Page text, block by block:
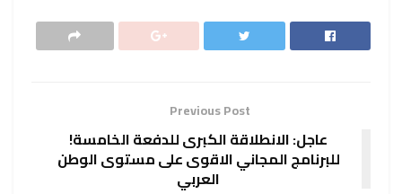
Previous Post
عاجل: الانطلاقة الكبرى للدفعة الخامسة!
للبرنامج المجاني الاقوى على مستوى الوطن
العربي